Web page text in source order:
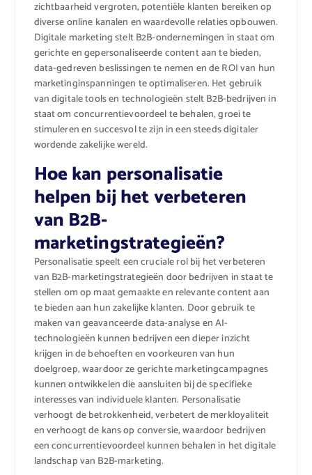
zichtbaarheid vergroten, potentiële klanten bereiken op
diverse online kanalen en waardevolle relaties opbouwen.
Digitale marketing stelt B2B-ondernemingen in staat om
gerichte en gepersonaliseerde content aan te bieden,
data-gedreven beslissingen te nemen en de ROI van hun
marketinginspanningen te optimaliseren. Het gebruik
van digitale tools en technologieën stelt B2B-bedrijven in
staat om concurrentievoordeel te behalen, groei te
stimuleren en succesvol te zijn in een steeds digitaler
wordende zakelijke wereld.
Hoe kan personalisatie
helpen bij het verbeteren
van B2B-
marketingstrategieën?
Personalisatie speelt een cruciale rol bij het verbeteren
van B2B-marketingstrategieën door bedrijven in staat te
stellen om op maat gemaakte en relevante content aan
te bieden aan hun zakelijke klanten. Door gebruik te
maken van geavanceerde data-analyse en AI-
technologieën kunnen bedrijven een dieper inzicht
krijgen in de behoeften en voorkeuren van hun
doelgroep, waardoor ze gerichte marketingcampagnes
kunnen ontwikkelen die aansluiten bij de specifieke
interesses van individuele klanten. Personalisatie
verhoogt de betrokkenheid, verbetert de merkloyaliteit
en verhoogt de kans op conversie, waardoor bedrijven
een concurrentievoordeel kunnen behalen in het digitale
landschap van B2B-marketing.